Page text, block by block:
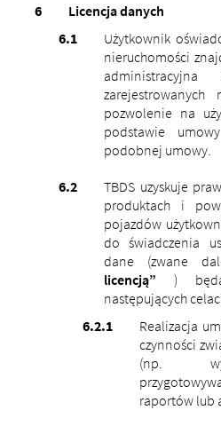
Licencja danych
Użytkownik
nieruchomości
pozwolenie na
podstawie
podobnej umowy.
TBDS uzyskuje
produktach i
pojazdów
do świadczenia
dane (zwane
licencją” ) będą
następujących
Realizacja
czynności
(np.
raportów lub